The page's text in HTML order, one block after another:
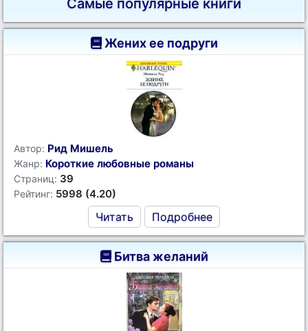
Самые популярные книги
Жених ее подруги
Автор: Рид Мишель
Жанр: Короткие любовные романы
Страниц: 39
Рейтинг: 5998 (4.20)
Читать Подробнее
Битва желаний